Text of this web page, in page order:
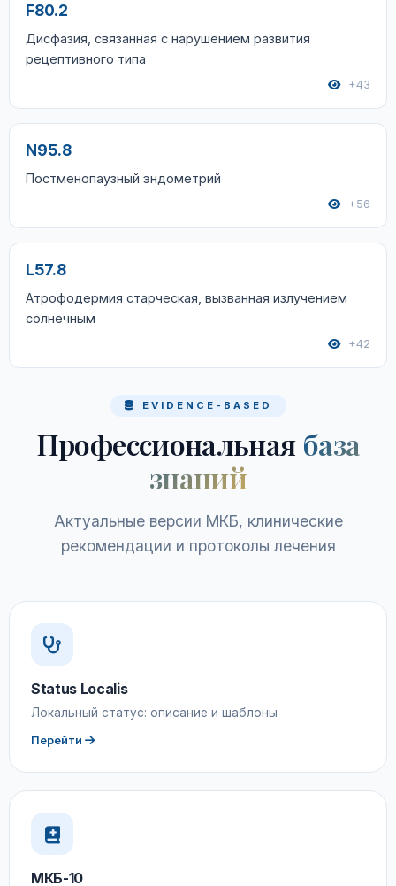
F80.2
Дисфазия, связанная с нарушением развития
рецептивного типа
+43
N95.8
Постменопаузный эндометрий
+56
L57.8
Атрофодермия старческая, вызванная излучением
солнечным
+42
EVIDENCE-BASED
Профессиональная база
знаний
Актуальные версии МКБ, клинические
рекомендации и протоколы лечения
Status Localis
Локальный статус: описание и шаблоны
Перейти
МКБ-10